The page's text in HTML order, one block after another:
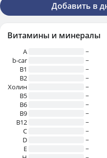
Добавить в
Витамины и минералы
A
~
b-car
~
В1
~
B2
~
Холин
~
B5
~
B6
~
B9
~
B12
~
C
~
D
~
E
~